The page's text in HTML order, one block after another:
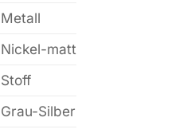
Metall
Nickel-matt
Stoff
Grau-Silber